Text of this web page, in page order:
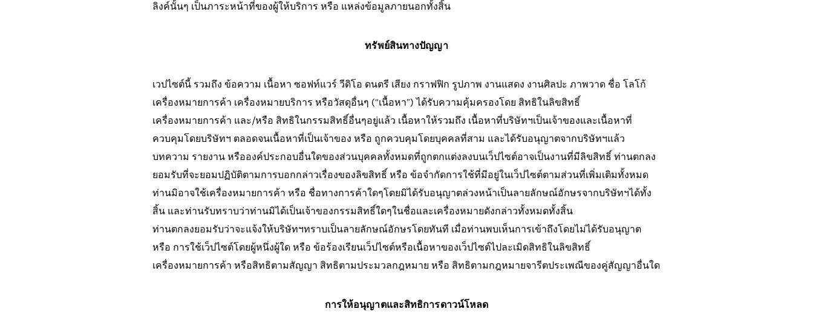
ลิงค์นั้นๆ เป็นภาระหน้าที่ของผู้ให้บริการ หรือ แหล่งข้อมูลภายนอกทั้งสิ้น
ทรัพย์สินทางปัญญา
เวปไซต์นี้ รวมถึง ข้อความ เนื้อหา ซอฟท์แวร์ วีดิโอ ดนตรี เสียง กราฟฟิก รูปภาพ งานแสดง งานศิลปะ ภาพวาด ชื่อ โลโก้
เครื่องหมายการค้า เครื่องหมายบริการ หรือวัสดุอื่นๆ (“เนื้อหา”) ได้รับความคุ้มครองโดย สิทธิในลิขสิทธิ์
เครื่องหมายการค้า และ/หรือ สิทธิในกรรมสิทธิ์อื่นๆอยู่แล้ว เนื้อหาให้รวมถึง เนื้อหาที่บริษัทฯเป็นเจ้าของและเนื้อหาที่
ควบคุมโดยบริษัทฯ ตลอดจนเนื้อหาที่เป็นเจ้าของ หรือ ถูกควบคุมโดยบุคคลที่สาม และได้รับอนุญาตจากบริษัทฯแล้ว
บทความ รายงาน หรือองค์ประกอบอื่นใดของส่วนบุคคลทั้งหมดที่ถูกตกแต่งลงบนเว็ปไซต์อาจเป็นงานที่มีลิขสิทธิ์ ท่านตกลง
ยอมรับที่จะยอมปฏิบัติตามการบอกกล่าวเรื่องของลิขสิทธิ์ หรือ ข้อจำกัดการใช้ที่มีอยู่ในเว็ปไซต์ตามส่วนที่เพิ่มเติมทั้งหมด
ท่านมิอาจใช้เครื่องหมายการค้า หรือ ชื่อทางการค้าใดๆโดยมิได้รับอนุญาตล่วงหน้าเป็นลายลักษณ์อักษรจากบริษัทฯได้ทั้ง
สิ้น และท่านรับทราบว่าท่านมิได้เป็นเจ้าของกรรมสิทธิ์ใดๆในชื่อและเครื่องหมายดังกล่าวทั้งหมดทั้งสิ้น
ท่านตกลงยอมรับว่าจะแจ้งให้บริษัทฯทราบเป็นลายลักษณ์อักษรโดยทันที เมื่อท่านพบเห็นการเข้าถึงโดยไม่ได้รับอนุญาต
หรือ การใช้เว็ปไซต์โดยผู้หนึ่งผู้ใด หรือ ข้อร้องเรียนเว็ปไซต์หรือเนื้อหาของเว็ปไซต์ไปละเมิดสิทธิในลิขสิทธิ์
เครื่องหมายการค้า หรือสิทธิตามสัญญา สิทธิตามประมวลกฎหมาย หรือ สิทธิตามกฎหมายจารีตประเพณีของคู่สัญญาอื่นใด
การให้อนุญาตและสิทธิการดาวน์โหลด